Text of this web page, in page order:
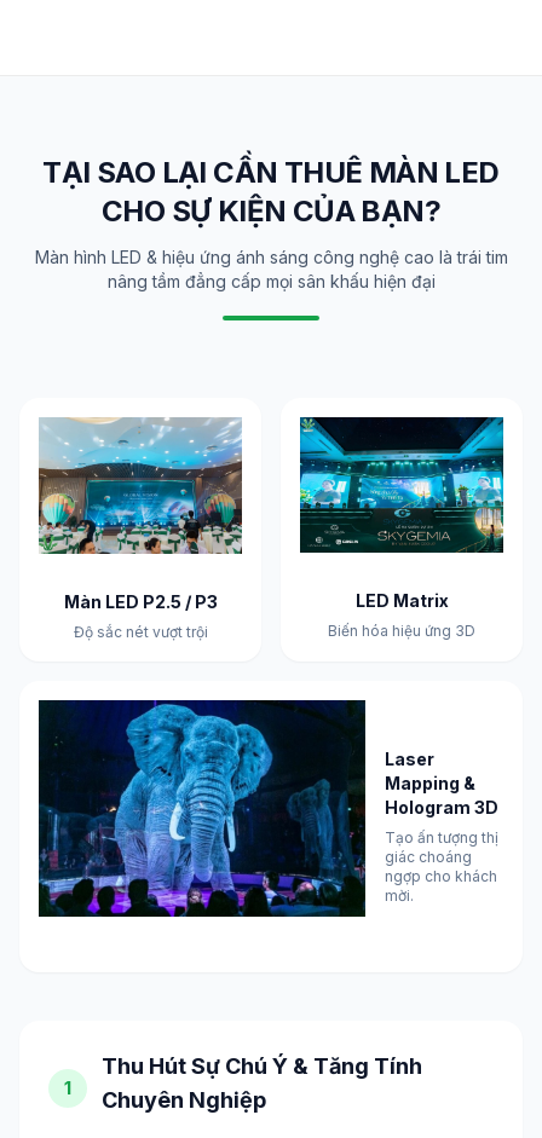
TẠI SAO LẠI CẦN THUÊ MÀN LED
CHO SỰ KIỆN CỦA BẠN?
Màn hình LED & hiệu ứng ánh sáng công nghệ cao là trái tim
nâng tầm đẳng cấp mọi sân khấu hiện đại
Màn LED P2.5 / P3
Độ sắc nét vượt trội
LED Matrix
Biến hóa hiệu ứng 3D
Laser
Mapping &
Hologram 3D
Tạo ấn tượng thị
giác choáng
ngợp cho khách
mời.
1
Thu Hút Sự Chú Ý & Tăng Tính
Chuyên Nghiệp